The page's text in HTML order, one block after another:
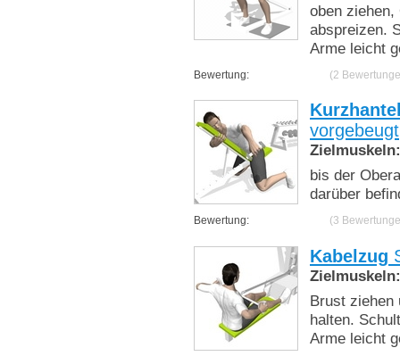
oben
abspreizen.
Arme leicht
Bewertung: (2
vorgebeugt
Zielmuskeln:
bis der
darüber
Bewertung: (3
Kabelzug
Zielmuskeln:
Brust ziehen
halten.
Arme leicht